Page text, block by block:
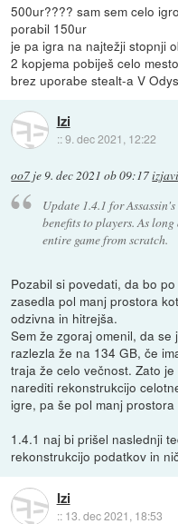
500ur???? sam sem celo
porabil 150ur
je pa igra na najtežji stopnji
2 kopjema pobiješ celo mesto
brez uporabe stealt-a V
Izi
::9. dec 2021, 12:22
oo7 je9. dec 2021 ob 09:17
Update 1.4.1 for
benefits to players. As
entire game from scratch.
Pozabil si povedati, da bo
zasedla pol manj prostora
odzivna in hitrejša.
Sem že zgoraj omenil, da
razlezla že na 134 GB, če
traja že celo večnost. Zato
narediti rekonstrukcijo
igre, pa še pol manj
1.4.1 naj bi prišel naslednji
rekonstrukcijo podatkov in
Izi
:: 13. dec 2021, 18:53